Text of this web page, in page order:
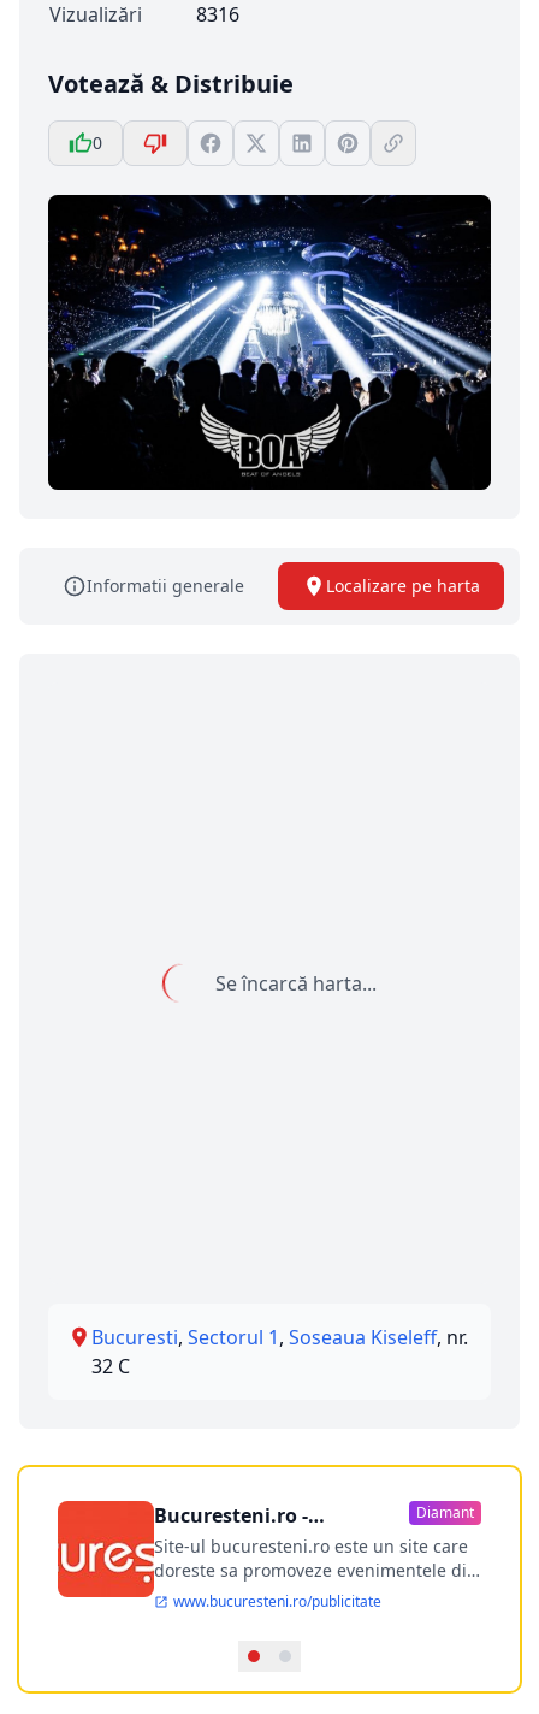
Vizualizări
8316
Votează & Distribuie
0
Informatii generale Localizare pe harta
Se încarcă harta...
Bucuresti, Sectorul 1, Soseaua Kiseleff, nr.
32 C
Bucuresteni.ro -
publicitate online
Diamant
Site-ul bucuresteni.ro este un site care
doreste sa promoveze evenimentele din
Bucuresti si nu numai, sa puna la
Bucuresti-ului, si in acelasi timp sa
ofere posibilitatea firmel...
www.bucuresteni.ro/publicitate